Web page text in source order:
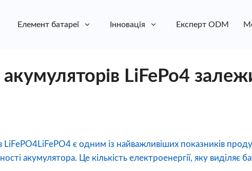
Елемент батареї Інновація Експерт ODM
LiFePo4
LiFePO4LiFePO4 є одним із найважливіших показників
акумулятора. Це кількість електроенергії, яку виділяє